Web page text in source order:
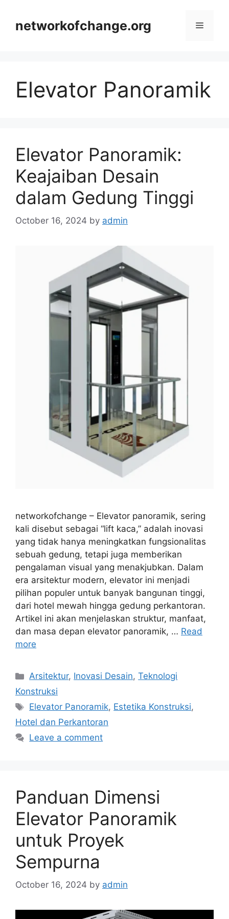
contentnetworkofchange.org Menu
Elevator Panoramik
Elevator Panoramik:
Keajaiban Desain
dalam Gedung Tinggi
October 16, 2024 by admin
networkofchange – Elevator panoramik, sering
kali disebut sebagai “lift kaca,” adalah inovasi
yang tidak hanya meningkatkan fungsionalitas
sebuah gedung, tetapi juga memberikan
pengalaman visual yang menakjubkan. Dalam
era arsitektur modern, elevator ini menjadi
pilihan populer untuk banyak bangunan tinggi,
dari hotel mewah hingga gedung perkantoran.
Artikel ini akan menjelaskan struktur, manfaat,
dan masa depan elevator panoramik, … Read
more
Categories
Arsitektur, Inovasi Desain,Teknologi
Konstruksi
Tags
Elevator Panoramik, Estetika Konstruksi,
Hotel dan Perkantoran
Leave a comment
Panduan Dimensi
Elevator Panoramik
untuk Proyek
Sempurna
October 16, 2024 by admin